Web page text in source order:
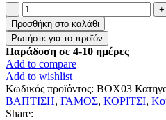
Μπαούλο
πολυτελείας
”Με
ρίγα”
ποσότητα
Προσθήκη στο καλάθι
Παράδοση σε 4-10 ημέρες
Add to compare
Add to wishlist
Κωδικός προϊόντος: ΒΟΧ03
ΒΑΠΤΙΣΗ, ΓΑΜΟΣ, ΚΟΡΙΤΣΙ,
Share: